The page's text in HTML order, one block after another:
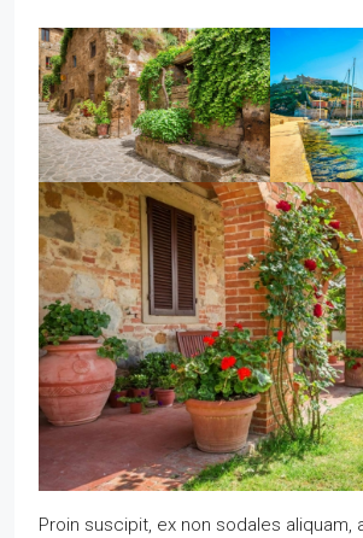
Proin suscipit, ex non sodales aliquam,